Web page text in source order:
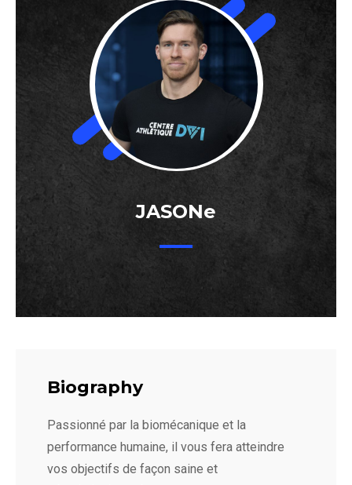
JASONe
Biography
Passionné par la biomécanique et la
performance humaine, il vous fera atteindre
vos objectifs de façon saine et